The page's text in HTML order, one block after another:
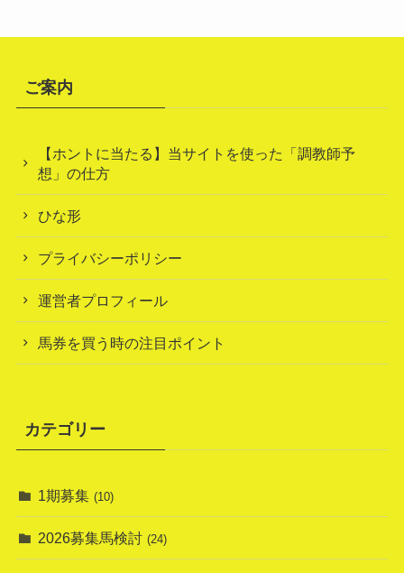
ご案内
【ホントに当たる】当サイトを使った「調教師予
想」の仕方
ひな形
プライバシーポリシー
運営者プロフィール
馬券を買う時の注目ポイント
カテゴリー
1期募集 (10)
2026募集馬検討 (24)